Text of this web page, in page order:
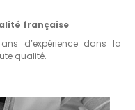
française
d’expérience dans la
qualité.